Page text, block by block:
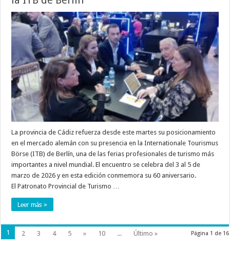
La provincia de Cádiz refuerza desde este martes su posicionamiento
en el mercado alemán con su presencia en la Internationale Tourismus
Börse (ITB) de Berlín, una de las ferias profesionales de turismo más
importantes a nivel mundial. El encuentro se celebra del 3 al 5 de
marzo de 2026 y en esta edición conmemora su 60 aniversario.
El Patronato Provincial de Turismo …
Leer más »
Página 1 de 16
1 2 3 4 5 » 10 ... Último »